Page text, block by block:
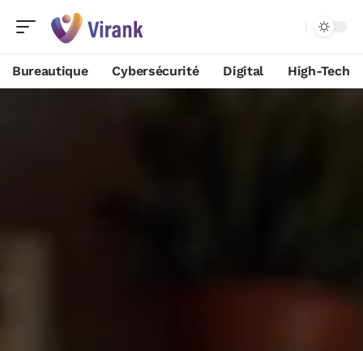
Bureautique Cybersécurité Digital High-Tech